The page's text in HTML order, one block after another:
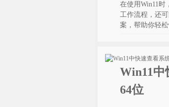
在使用Win11时
工作流程，还
案，帮助你轻
Win11中
64位